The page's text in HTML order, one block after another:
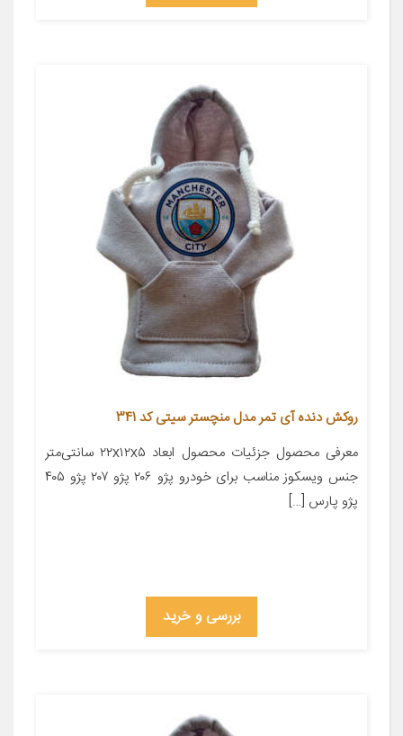
روکش دنده آی تمر مدل منچستر سیتی کد 341
معرفی محصول جزئیات محصول ابعاد ۲۲x۱۲x۵ سانتی‌متر
جنس ویسکوز مناسب برای خودرو پژو ۲۰۶ پژو ۲۰۷ پژو ۴۰۵
پژو پارس […]
بررسی و خرید